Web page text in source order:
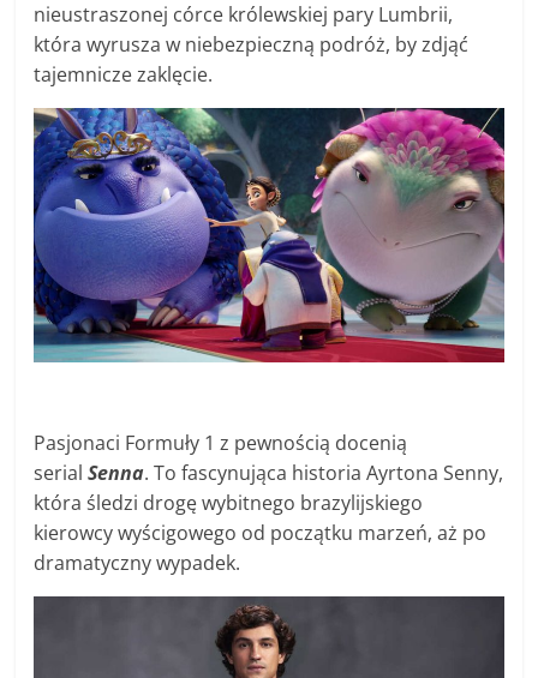
nieustraszonej córce królewskiej pary Lumbrii,
która wyrusza w niebezpieczną podróż, by zdjąć
tajemnicze zaklęcie.
Pasjonaci Formuły 1 z pewnością docenią
serialSenna. To fascynująca historia Ayrtona Senny,
która śledzi drogę wybitnego brazylijskiego
kierowcy wyścigowego od początku marzeń, aż po
dramatyczny wypadek.